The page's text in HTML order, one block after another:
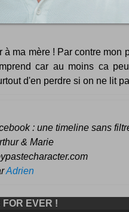
à ma mère ! Par contre mon
car au moins ca
d'en perdre si on ne lit
: une timeline sans
& Marie
Adrien
EVER !